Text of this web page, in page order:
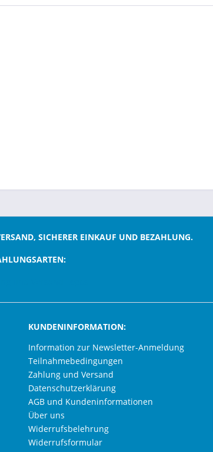
SICHERER EINKAUF UND BEZAHLUNG.
KUNDENINFORMATION:
Information zur Newsletter-Anmeldung
Teilnahmebedingungen
Zahlung und Versand
Datenschutzerklärung
AGB und Kundeninformationen
Über uns
Widerrufsbelehrung
Widerrufsformular